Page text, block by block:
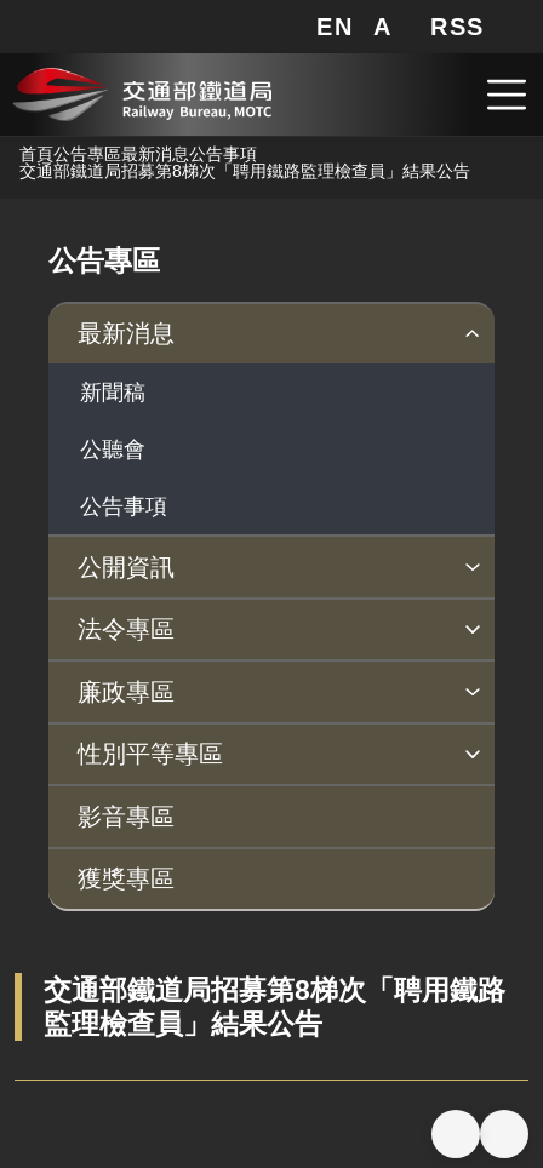
跳到主要內容
網站地圖
EN A 局長信箱
RSS
首頁公告專區最新消息公告事項
交通部鐵道局招募第8梯次「聘用鐵路監理檢查員」結果公告
公告專區
最新消息
新聞稿
公聽會
公告事項
公開資訊
主動公開政府資訊專區
法律及法規命令
解釋性規定及裁量基準
政府機關資訊
行政指導有關文書
施政計畫、業務統計及研究報告
支付或接受之補助
政策宣導廣告支出
個人資料保護專區
Open Data專區
出版品專區
雙語詞彙專區
生態檢核專區
用地取得行政透明專區
用地公告
用地法規
徵收案件資訊
臺鐵局撥入資產債務基金專區
法令專區
法令查詢
解釋性規定及裁量基準
法令英譯徵集意見專區
訴願文件下載
相關實務判解
相關網站資源
廉政專區
揭弊者保護專區
廉政訊息
利益衝突迴避園地
公務員廉政倫理規範
公職人員財產申報園地
廉政檢舉管道
桃地計畫廉政平臺專網
桃地計畫
廉政平臺
啟動儀式及交流座談會
定期聯繫會議
廉政體系
性別平等專區
性別平等工作小組
宣傳事項
性別平等推動計畫
性別平等統計分析
性別平等影響評估
性騷擾防治
相關網站
影音專區
獲獎專區
交通部鐵道局招募第8梯次「聘用鐵路
監理檢查員」結果公告